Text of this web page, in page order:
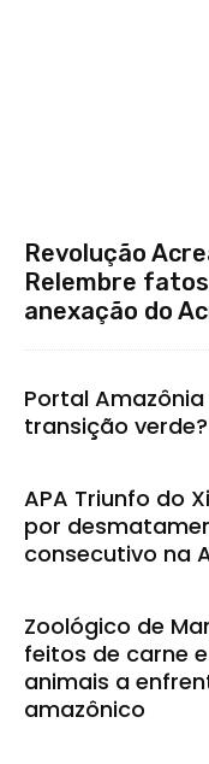
Revolução
Relembre
anexação do
Portal
transição verde?
APA Triunfo do
por
consecutivo na
Zoológico de
feitos de carne
animais a
amazônico